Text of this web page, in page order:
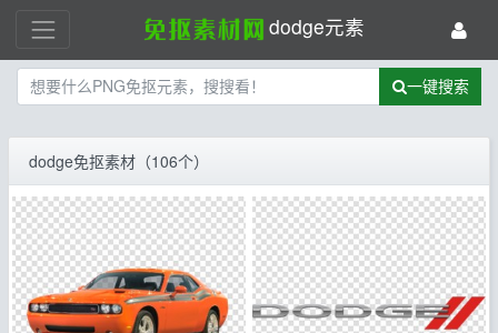
dodge元素
一键搜索
dodge免抠素材（106个）